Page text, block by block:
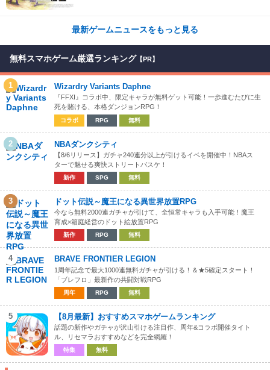
最新ゲームニュースをもっと見る
無料スマホゲーム厳選ランキング 【PR】
1 Wizardry Variants Daphne
『FFXI』コラボ中、限定キャラが無料ゲット可能！一歩進むたびに生
死を賭ける、本格ダンジョンRPG！
コラボ RPG 無料
2 NBAダンクシティ
【8/6リリース】ガチャ240連分以上が引けるイベを開催中！NBAス
ターで魅せる爽快ストリートバスケ！
新作 SPG 無料
3 ドット伝説～魔王になる異世界放置RPG
今なら無料2000連ガチャが引けて、全恒常キャラも入手可能！魔王
育成×箱庭経営のドット絵放置RPG
新作 RPG 無料
4 BRAVE FRONTIER LEGION
1周年記念で最大1000連無料ガチャが引ける！＆★5確定スタート！
「ブレフロ」最新作の共闘対戦RPG
周年 RPG 無料
5 【8月最新】おすすめスマホゲームランキング
話題の新作やガチャが沢山引ける注目作、周年&コラボ開催タイト
ル、リセマラおすすめなどを完全網羅！
特集 無料